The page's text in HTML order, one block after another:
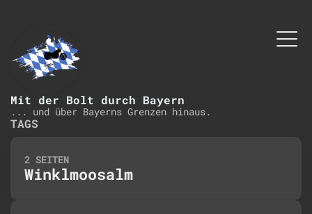
Mit der Bolt durch Bayern
... und über Bayerns Grenzen hinaus.
TAGS
2 SEITEN
Winklmoosalm